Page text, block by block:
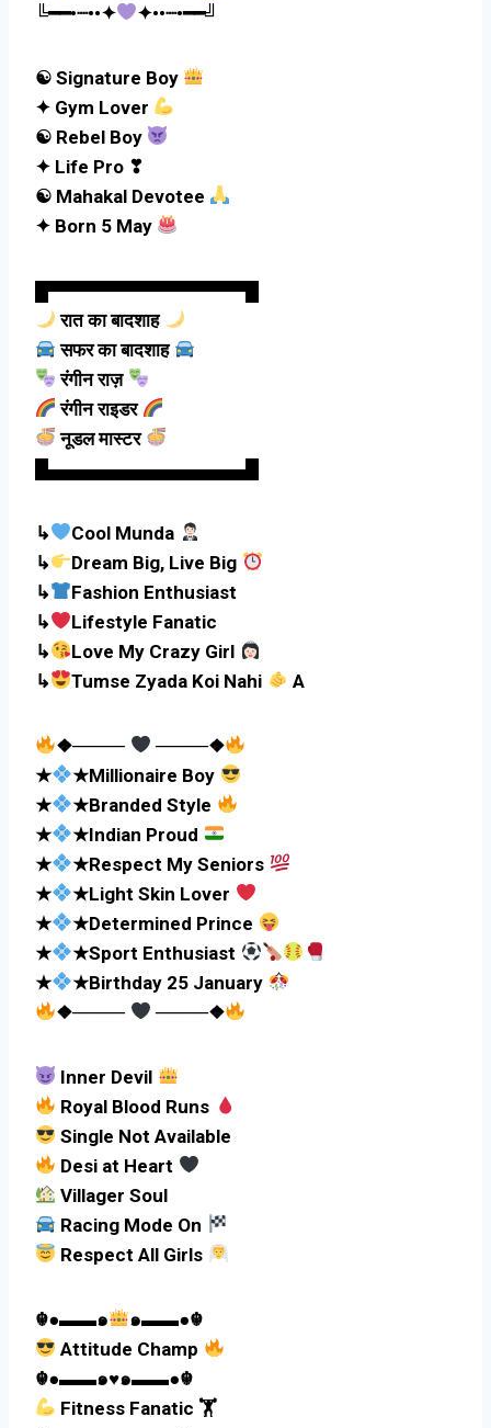
╚━━•┈••✦
✦••┈•━━╝
☯ Signature Boy
✦ Gym Lover
☯ Rebel Boy
✦ Life Pro ❣
☯ Mahakal Devotee
✦ Born 5 May
█▀▀▀▀▀▀▀▀▀▀▀▀▀▀▀█
रात का बादशाह
सफर का बादशाह
रंगीन राज़
रंगीन राइडर
नूडल मास्टर
█▄▄▄▄▄▄▄▄▄▄▄▄▄▄▄█
↳
Cool Munda
↳
Dream Big, Live Big
↳
Fashion Enthusiast
↳
Lifestyle Fanatic
↳
Love My Crazy Girl
↳
Tumse Zyada Koi Nahi A
❖────
────❖
★
★Millionaire Boy
★
★Branded Style
★
★Indian Proud
★
★Respect My Seniors
★
★Light Skin Lover
★
★Determined Prince
★
★Sport Enthusiast
★
★Birthday 25 January
❖────
────❖
Inner Devil
Royal Blood Runs
Single Not Available
Desi at Heart
Villager Soul
Racing Mode On
Respect All Girls
☬●▬▬๑
๑▬▬●☬
Attitude Champ
☬●▬▬๑♥️๑▬▬●☬
Fitness Fanatic 🏋